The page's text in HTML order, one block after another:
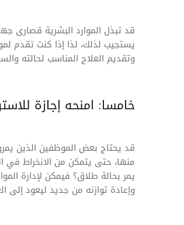
قد تبذل الموارد البشرية قصارى
يستجيب لذلك، لذا إذا كنت
وتقديم العلاج المناسب لحالته
خامسا: امنحه إجازة
قد يحتاج بعض الموظفين الذين
منها، حتى يتمكن من الانخراط في
يمر بحالة طلاق؟ فيمكن لإدارة
وإعادة توازنه من جديد ليعود إلى